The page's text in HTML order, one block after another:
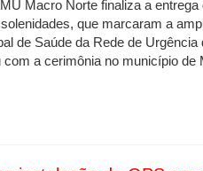
Macro Norte finaliza a
que marcaram a
de Saúde da Rede de
a cerimônia no município de